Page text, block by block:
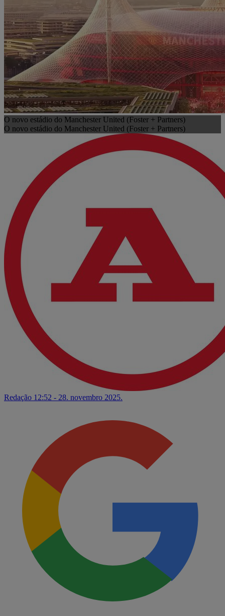
O novo estádio do Manchester United (Foster + Partners)
O novo estádio do Manchester United (Foster + Partners)
Redação 12:52 - 28. novembro 2025.